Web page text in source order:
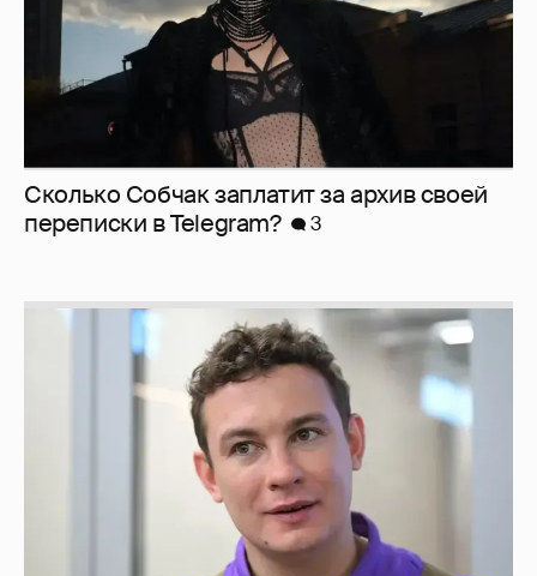
Сколько Собчак заплатит за архив своей
перeписки в Telegram?
3